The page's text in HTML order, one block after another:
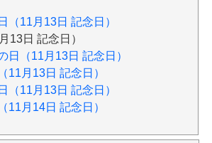
（11月13日 記念日）
13日 記念日）
日（11月13日 記念日）
11月13日 記念日）
（11月13日 記念日）
11月14日 記念日）